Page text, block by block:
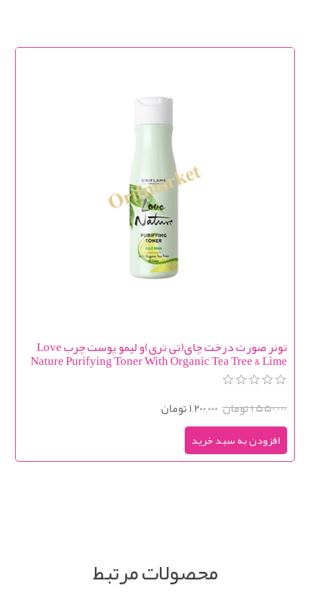
تونر صورت درخت چای(تی تری)و لیمو پوست چرب Love
Nature Purifying Toner With Organic Tea Tree & Lime
1,550,000 تومان 1,200,000 تومان
محصولات مرتبط